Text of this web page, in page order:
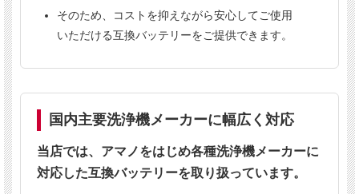
申し訳ございませんが、本商品は代引き決
済をご利用いただけません。
在庫切れとなる場合がございます。その際
は当店よりご連絡いたします。
事前の在庫確認はメールにてお問い合わせ
ください。
【重要】
そのため、コストを抑えながら安心してご使用
いただける互換バッテリーをご提供できます。
国内主要洗浄機メーカーに幅広く対応
当店では、アマノをはじめ各種洗浄機メーカーに
対応した互換バッテリーを取り扱っています。